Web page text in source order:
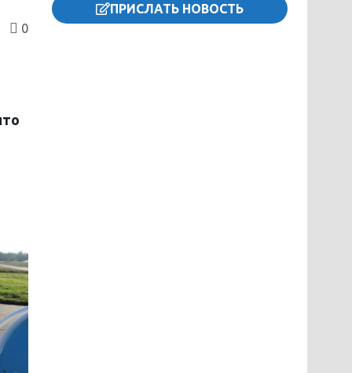
0
ПРИСЛАТЬ НОВОСТЬ